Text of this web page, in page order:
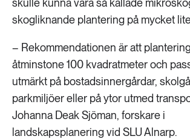
skulle kunna vara så kallade
skogliknande plantering på mycket
– Rekommendationen är att
åtminstone 100 kvadratmeter och
utmärkt på bostadsinnergårdar,
parkmiljöer eller på ytor utmed
Johanna Deak Sjöman, forskare i
landskapsplanering vid SLU Alnarp.